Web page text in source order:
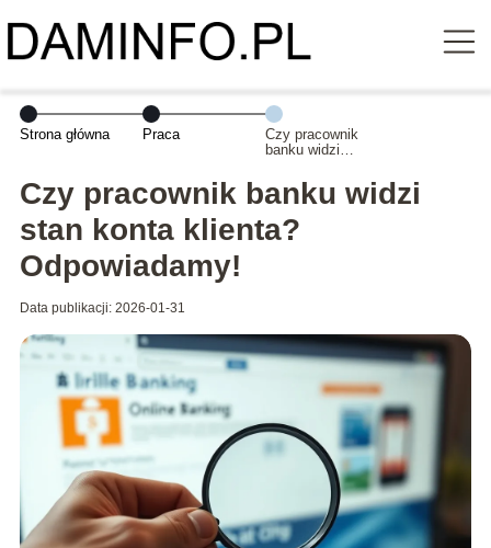
Strona główna Praca
Czy pracownik
banku widzi
klienta?
Odpowiadamy!
Czy pracownik banku widzi
stan konta klienta?
Odpowiadamy!
Data publikacji: 2026-01-31